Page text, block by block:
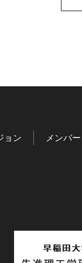
ョン メンバー